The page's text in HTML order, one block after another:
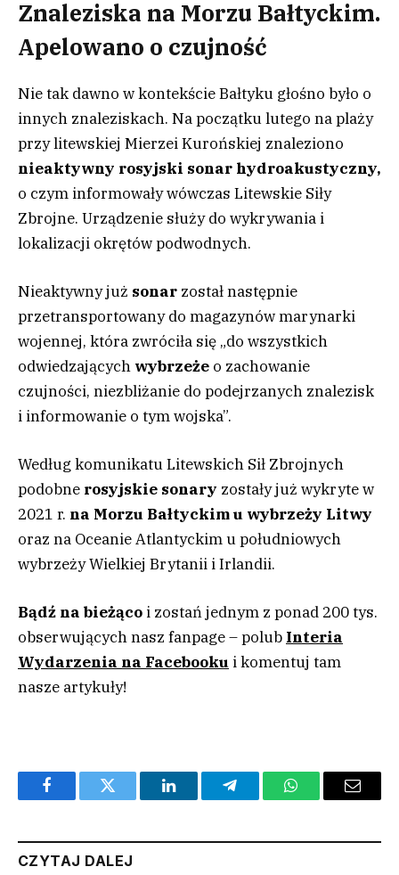
Znaleziska na Morzu Bałtyckim.
Apelowano o czujność
Nie tak dawno w kontekście Bałtyku głośno było o
innych znaleziskach. Na początku lutego na plaży
przy litewskiej Mierzei Kurońskiej znaleziono
nieaktywny rosyjski sonar hydroakustyczny,
o czym informowały wówczas Litewskie Siły
Zbrojne. Urządzenie służy do wykrywania i
lokalizacji okrętów podwodnych.
Nieaktywny już sonar został następnie
przetransportowany do magazynów marynarki
wojennej, która zwróciła się „do wszystkich
odwiedzających wybrzeże o zachowanie
czujności, niezbliżanie do podejrzanych znalezisk
i informowanie o tym wojska”.
Według komunikatu Litewskich Sił Zbrojnych
podobne rosyjskie sonary zostały już wykryte w
2021 r. na Morzu Bałtyckim u wybrzeży Litwy
oraz na Oceanie Atlantyckim u południowych
wybrzeży Wielkiej Brytanii i Irlandii.
Bądź na bieżąco i zostań jednym z ponad 200 tys.
obserwujących nasz fanpage – polub Interia
Wydarzenia na Facebooku i komentuj tam
nasze artykuły!
FacebookTwitter LinkedInTelegramWhatsAppEmail
CZYTAJ DALEJ